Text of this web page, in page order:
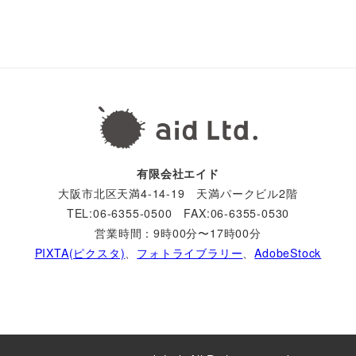
有限会社エイド
大阪市北区天満4-14-19 天満パークビル2階
TEL:06-6355-0500 FAX:06-6355-0530
営業時間：9時00分〜17時00分
PIXTA(ピクスタ)
フォトライブラリー 、AdobeStock